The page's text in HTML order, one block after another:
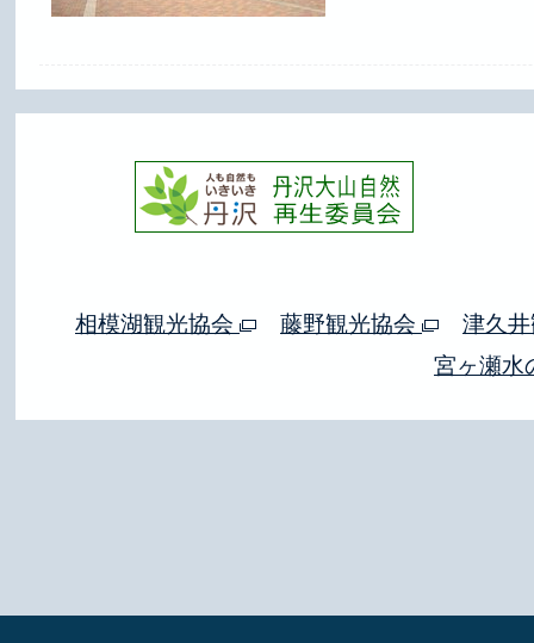
相模湖観光協会 藤野観光協会
津久
宮ヶ瀬